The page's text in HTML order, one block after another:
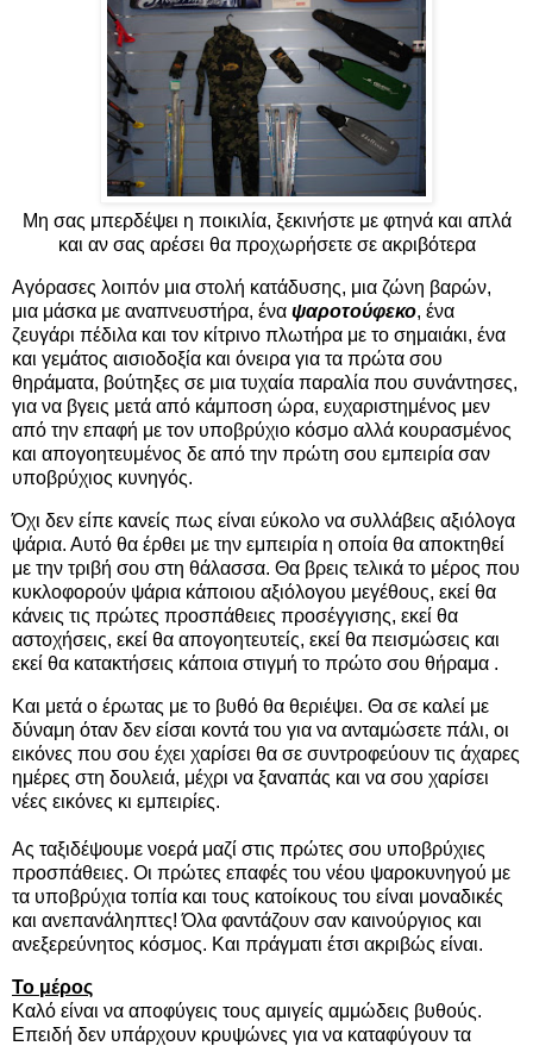
Μη σας μπερδέψει η ποικιλία, ξεκινήστε με φτηνά και απλά
και αν σας αρέσει θα προχωρήσετε σε ακριβότερα
Αγόρασες λοιπόν μια στολή κατάδυσης, μια ζώνη βαρών,
μια μάσκα με αναπνευστήρα, ένα ψαροτούφεκο, ένα
ζευγάρι πέδιλα και τον κίτρινο πλωτήρα με το σημαιάκι, ένα
και γεμάτος αισιοδοξία και όνειρα για τα πρώτα σου
θηράματα, βούτηξες σε μια τυχαία παραλία που συνάντησες,
για να βγεις μετά από κάμποση ώρα, ευχαριστημένος μεν
από την επαφή με τον υποβρύχιο κόσμο αλλά κουρασμένος
και απογοητευμένος δε από την πρώτη σου εμπειρία σαν
υποβρύχιος κυνηγός.
Όχι δεν είπε κανείς πως είναι εύκολο να συλλάβεις αξιόλογα
ψάρια. Αυτό θα έρθει με την εμπειρία η οποία θα αποκτηθεί
με την τριβή σου στη θάλασσα. Θα βρεις τελικά το μέρος που
κυκλοφορούν ψάρια κάποιου αξιόλογου μεγέθους, εκεί θα
κάνεις τις πρώτες προσπάθειες προσέγγισης, εκεί θα
αστοχήσεις, εκεί θα απογοητευτείς, εκεί θα πεισμώσεις και
εκεί θα κατακτήσεις κάποια στιγμή το πρώτο σου θήραμα .
Και μετά ο έρωτας με το βυθό θα θεριέψει. Θα σε καλεί με
δύναμη όταν δεν είσαι κοντά του για να ανταμώσετε πάλι, οι
εικόνες που σου έχει χαρίσει θα σε συντροφεύουν τις άχαρες
ημέρες στη δουλειά, μέχρι να ξαναπάς και να σου χαρίσει
νέες εικόνες κι εμπειρίες.
Ας ταξιδέψουμε νοερά μαζί στις πρώτες σου υποβρύχιες
προσπάθειες. Οι πρώτες επαφές του νέου ψαροκυνηγού με
τα υποβρύχια τοπία και τους κατοίκους του είναι μοναδικές
και ανεπανάληπτες! Όλα φαντάζουν σαν καινούργιος και
ανεξερεύνητος κόσμος. Και πράγματι έτσι ακριβώς είναι.
Το μέρος
Καλό είναι να αποφύγεις τους αμιγείς αμμώδεις βυθούς.
Επειδή δεν υπάρχουν κρυψώνες για να καταφύγουν τα